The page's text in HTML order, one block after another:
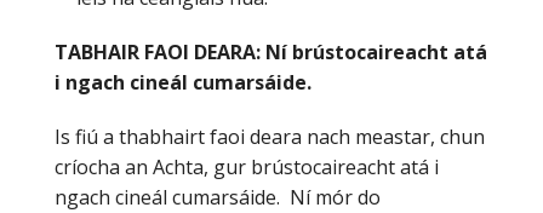
TABHAIR FAOI DEARA: Ní brústocaireacht atá
i ngach cineál cumarsáide.
Is fiú a thabhairt faoi deara nach meastar, chun
críocha an Achta, gur brústocaireacht atá i
ngach cineál cumarsáide. Ní mór do